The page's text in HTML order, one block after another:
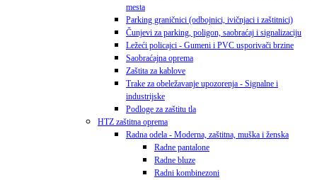
mesta
Parking graničnici (odbojnici, ivičnjaci i zaštitnici)
Čunjevi za parking, poligon, saobraćaj i signalizaciju
Ležeći policajci - Gumeni i PVC usporivači brzine
Saobraćajna oprema
Zaštita za kablove
Trake za obeležavanje upozorenja - Signalne i
industrijske
Podloge za zaštitu tla
HTZ zaštitna oprema
Radna odela - Moderna, zaštitna, muška i ženska
Radne pantalone
Radne bluze
Radni kombinezoni